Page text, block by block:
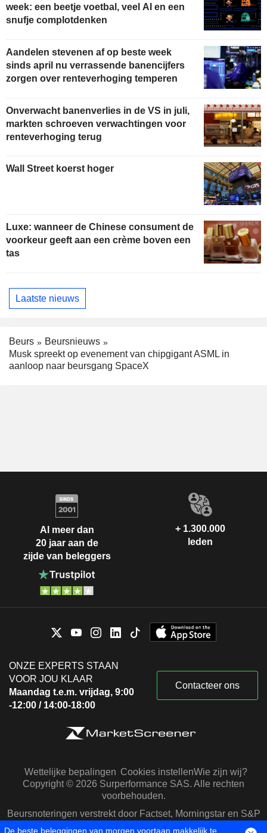
week: een beetje voetbal, veel AI en een
snufje complotdenken
Aandelen stevenen af op beste week
sinds april nu verrassende banencijfers
zorgen over renteverhoging temperen
Onverwacht banenverlies in de VS in juli,
markten schroeven verwachtingen voor
renteverhoging terug
Wall Street koerst hoger
Luxe: wanneer de Chinese consument de
voorkeur geeft aan een crème boven een
tas
Laatste nieuws
Beurs
Beursnieuws
Musk spreekt op evenement van chipgigant ASML in
aanloop naar beursgang SpaceX
Al meer dan
20 jaar aan de
zijde van beleggers
+ 1.300.000
leden
ONZE EXPERTS STAAN
VOOR JOU KLAAR
Maandag t.e.m. vrijdag, 9:00
-12:00 / 14:00-18:00
Contacteer ons
Wettelijke bepalingen Cookies instellenWie zijn wij?
Copyright © 2026 Surperformance SAS. Alle rechten
voorbehouden.
Beursnoteringen verstrekt door Factset, Morningstar en S&P
De beste beleggingen van morgen voortaan makkelijk te